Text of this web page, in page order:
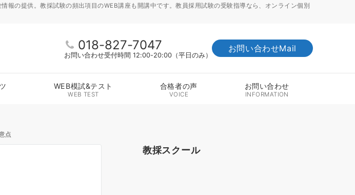
の提供。教採試験の頻出項目のWEB講座も開講中です。教員採用試験の受験指導なら、オンライン個別
018-827-7047
お問い合わせ受付時間 12:00-20:00（平日のみ）
お問い合わせMail
WEB模試&テスト
WEB TEST
合格者の声
VOICE
お問い合わせ
INFORMATION
点
教採スクール